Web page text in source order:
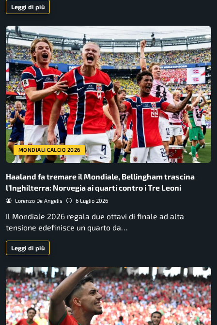
Leggi di più
MONDIALI CALCIO 2026
Haaland fa tremare il Mondiale, Bellingham trascina
l’Inghilterra: Norvegia ai quarti contro i Tre Leoni
Lorenzo De Angelis 6 Luglio 2026
Il Mondiale 2026 regala due ottavi di finale ad alta
tensione edefinisce un quarto da…
Leggi di più